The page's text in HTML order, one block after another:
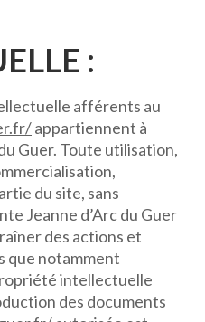
:
afférents au
appartiennent à
Guer. Toute utilisation,
du site, sans
Jeanne d’Arc du Guer
des actions et
que notamment
intellectuelle
des documents